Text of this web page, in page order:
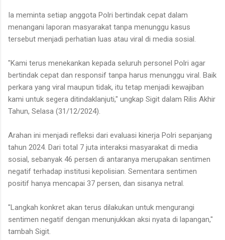
Ia meminta setiap anggota Polri bertindak cepat dalam
menangani laporan masyarakat tanpa menunggu kasus
tersebut menjadi perhatian luas atau viral di media sosial.
"Kami terus menekankan kepada seluruh personel Polri agar
bertindak cepat dan responsif tanpa harus menunggu viral. Baik
perkara yang viral maupun tidak, itu tetap menjadi kewajiban
kami untuk segera ditindaklanjuti," ungkap Sigit dalam Rilis Akhir
Tahun, Selasa (31/12/2024).
Arahan ini menjadi refleksi dari evaluasi kinerja Polri sepanjang
tahun 2024. Dari total 7 juta interaksi masyarakat di media
sosial, sebanyak 46 persen di antaranya merupakan sentimen
negatif terhadap institusi kepolisian. Sementara sentimen
positif hanya mencapai 37 persen, dan sisanya netral.
"Langkah konkret akan terus dilakukan untuk mengurangi
sentimen negatif dengan menunjukkan aksi nyata di lapangan,"
tambah Sigit.